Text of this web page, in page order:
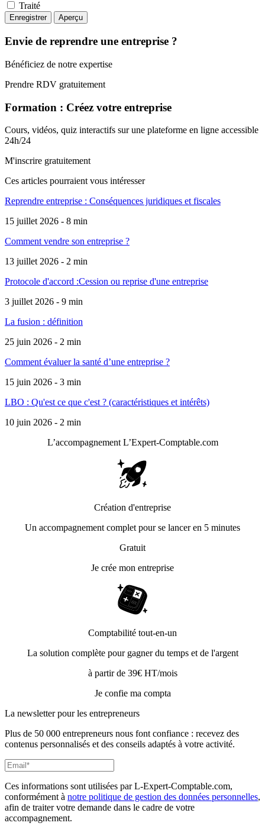
Traité
Envie de reprendre une entreprise ?
Bénéficiez de notre expertise
Prendre RDV gratuitement
Formation : Créez votre entreprise
Cours, vidéos, quiz interactifs sur une plateforme en ligne accessible
24h/24
M'inscrire gratuitement
Ces articles pourraient vous intéresser
Reprendre entreprise : Conséquences juridiques et fiscales
15 juillet 2026 - 8 min
Comment vendre son entreprise ?
13 juillet 2026 - 2 min
Protocole d'accord :Cession ou reprise d'une entreprise
3 juillet 2026 - 9 min
La fusion : définition
25 juin 2026 - 2 min
Comment évaluer la santé d’une entreprise ?
15 juin 2026 - 3 min
LBO : Qu'est ce que c'est ? (caractéristiques et intérêts)
10 juin 2026 - 2 min
L’accompagnement L’Expert-Comptable.com
Création d'entreprise
Un accompagnement complet pour se lancer en 5 minutes
Gratuit
Je crée mon entreprise
Comptabilité tout-en-un
La solution complète pour gagner du temps et de l'argent
à partir de 39€ HT/mois
Je confie ma compta
La newsletter pour les entrepreneurs
Plus de 50 000 entrepreneurs nous font confiance : recevez des
contenus personnalisés et des conseils adaptés à votre activité.
Ces informations sont utilisées par L-Expert-Comptable.com,
conformément à notre politique de gestion des données personnelles,
afin de traiter votre demande dans le cadre de votre
accompagnement.